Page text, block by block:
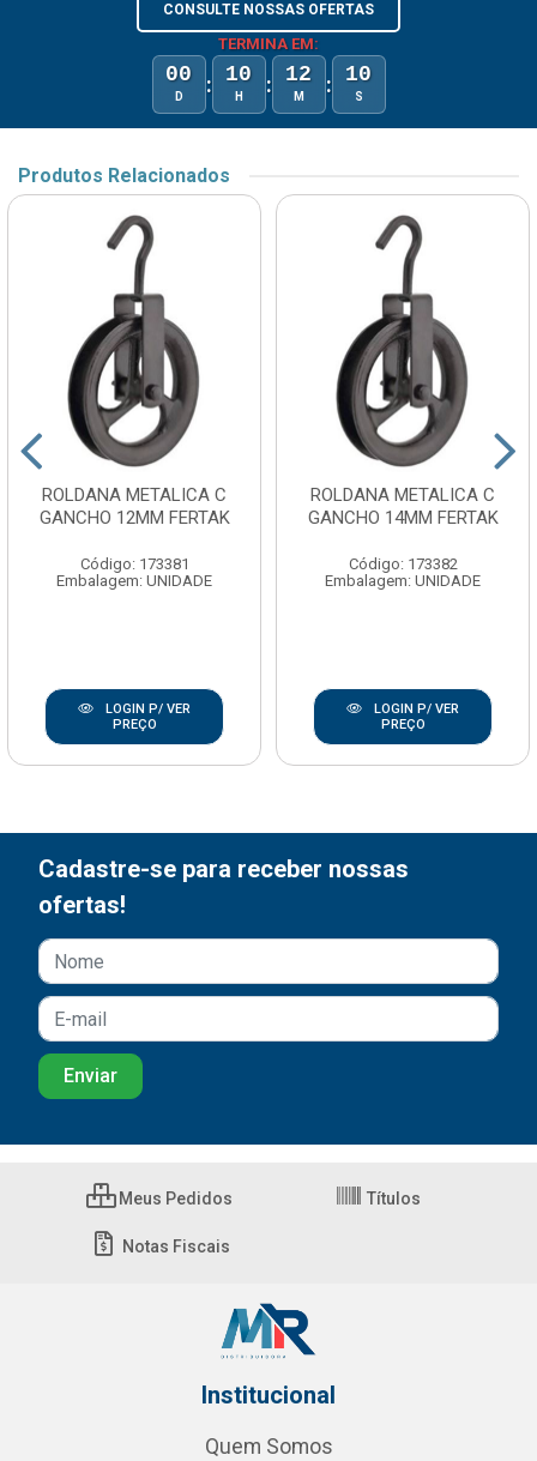
CONSULTE NOSSAS OFERTAS
TERMINA EM:
00
D : 10
H : 12
M : 10
S
Produtos Relacionados
ROLDANA METALICA C
GANCHO 12MM FERTAK
Código: 173381
Embalagem: UNIDADE
LOGIN P/ VER
PREÇO
ROLDANA METALICA C
GANCHO 14MM FERTAK
Código: 173382
Embalagem: UNIDADE
LOGIN P/ VER
PREÇO
Cadastre-se para receber nossas
ofertas!
Meus Pedidos Títulos
Notas Fiscais
Institucional
Quem Somos